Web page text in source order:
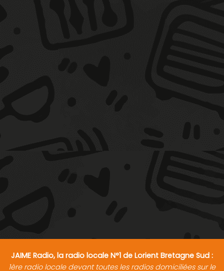
JAIME Radio, la radio locale N°1 de Lorient Bretagne Sud :
1ère radio locale devant toutes les radios domiciliées sur le